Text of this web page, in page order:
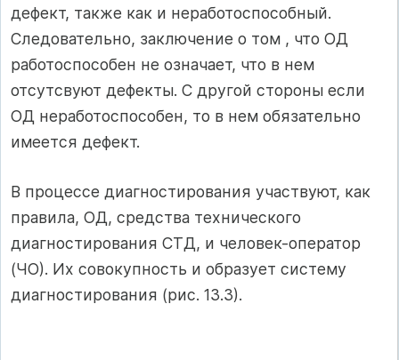
дефект, также как и неработоспособный.
Следовательно, заключение о том , что ОД
работоспособен не означает, что в нем
отсутсвуют дефекты. С другой стороны если
ОД неработоспособен, то в нем обязательно
имеется дефект.
В процессе диагностирования участвуют, как
правила, ОД, средства технического
диагностирования СТД, и человек-оператор
(ЧО). Их совокупность и образует систему
диагностирования (рис. 13.3).